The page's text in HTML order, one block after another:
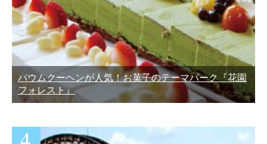
バウムクーヘンが人気！お菓子のテーマパーク『花園
フォレスト』